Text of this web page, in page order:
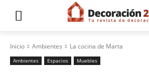
Inicio Ambientes La cocina de Marta
Ambientes Espacios Muebles